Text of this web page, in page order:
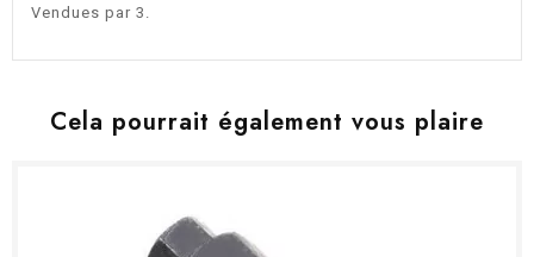
Vendues par 3.
Cela pourrait également vous plaire